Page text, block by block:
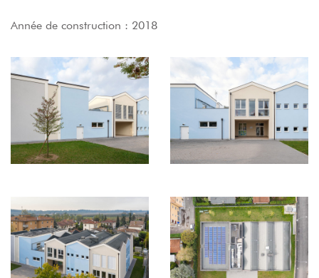
Année de construction : 2018